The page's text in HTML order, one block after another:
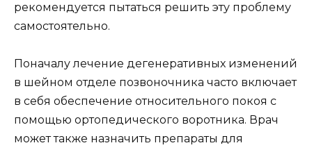
рекомендуется пытаться решить эту проблему
самостоятельно.
Поначалу лечение дегенеративных изменений
в шейном отделе позвоночника часто включает
в себя обеспечение относительного покоя с
помощью ортопедического воротника. Врач
может также назначить препараты для